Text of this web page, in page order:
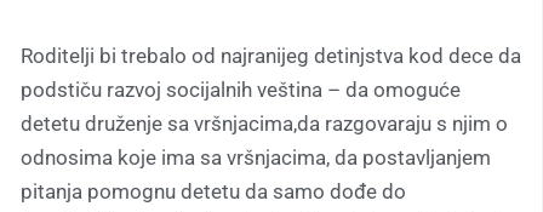
Roditelji bi trebalo od najranijeg detinjstva kod dece da
podstiču razvoj socijalnih veština – da omoguće
detetu druženje sa vršnjacima,da razgovaraju s njim o
odnosima koje ima sa vršnjacima, da postavljanjem
pitanja pomognu detetu da samo dođe do